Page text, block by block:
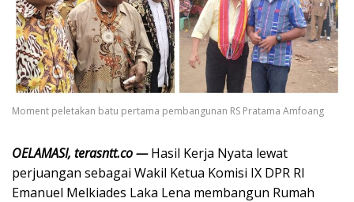
Moment peletakan batu pertama pembangunan RS Pratama Amfoang
OELAMASI, terasntt.co —Hasil Kerja Nyata lewat
perjuangan sebagai Wakil Ketua Komisi IX DPR RI
Emanuel Melkiades Laka Lena membangun Rumah